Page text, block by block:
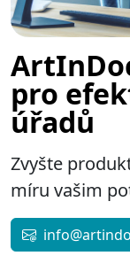
pro
úřadů
Zvyšte
míru vašim